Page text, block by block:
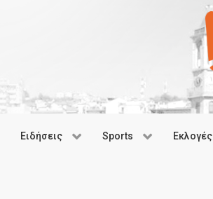
Ειδήσεις Sports Εκλογές